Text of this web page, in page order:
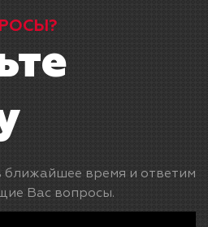
ближайшее время и ответим
Вас вопросы.